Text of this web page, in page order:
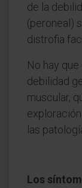
de la
(peroneal)
distrofia
No hay
debilidad
muscular,
las
Los